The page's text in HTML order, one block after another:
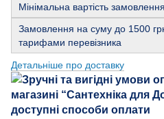
Мінімальна вартість
Замовлення на суму до 1500
тарифами перевізника
Детальніше про доставку